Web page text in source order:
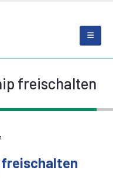
freischalten
freischalten